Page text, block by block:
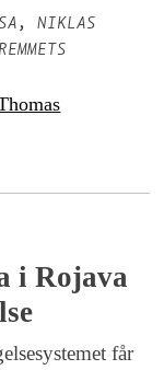
NIKLAS
i Rojava
får